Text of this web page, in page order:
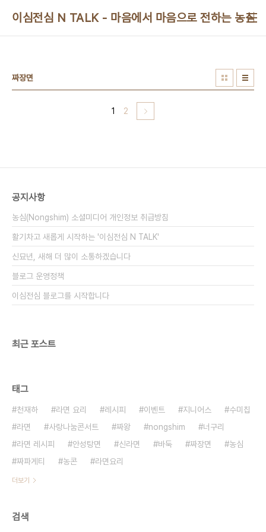
이심전심 N TALK - 마음에서 마음으로 전하는 농심
짜장면
1 2
공지사항
농심(Nongshim) 소셜미디어 개인정보 취급방침
활기차고 새롭게 시작하는 '이심전심 N TALK'
신묘년, 새해 더 많이 소통하겠습니다
블로그 운영정책
이심전심 블로그를 시작합니다
최근 포스트
태그
천재하 라면 요리 레시피 이벤트 지니어스
수미칩
라면
사랑나눔콘서트 짜왕 nongshim
너구리
라면 레시피
안성탕면 신라면 바둑 짜장면
농심
짜파게티
농콘 라면요리
더보기
검색